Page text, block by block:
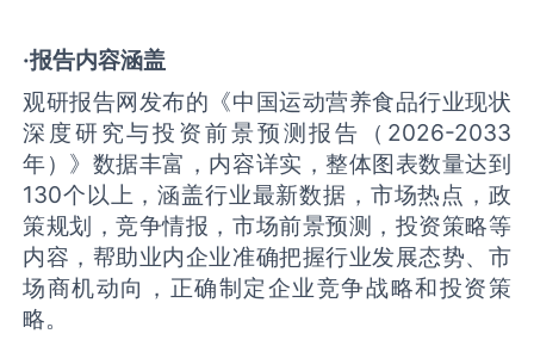
·报告内容涵盖
观研报告网发布的《中国运动营养食品行业现状
深度研究与投资前景预测报告（2026-2033
年）》数据丰富，内容详实，整体图表数量达到
130个以上，涵盖行业最新数据，市场热点，政
策规划，竞争情报，市场前景预测，投资策略等
内容，帮助业内企业准确把握行业发展态势、市
场商机动向，正确制定企业竞争战略和投资策
略。